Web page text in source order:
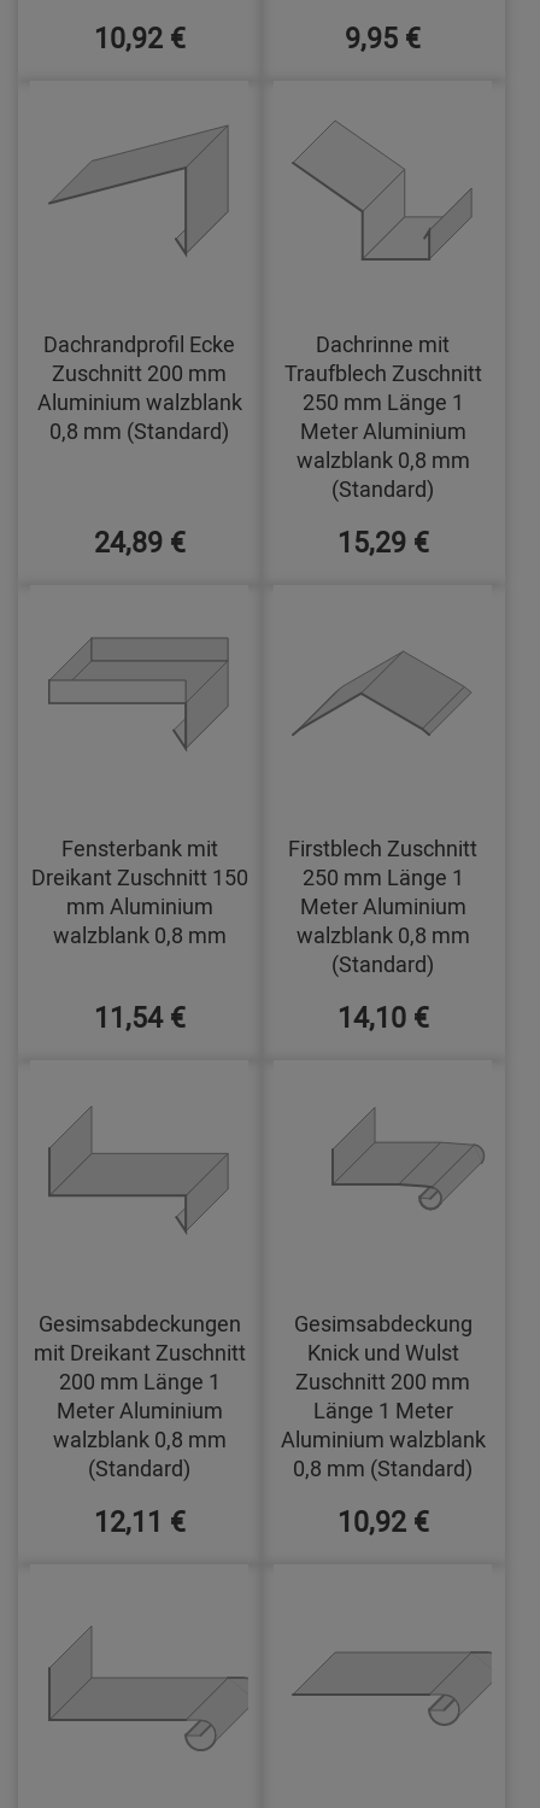
10,92 € 9,95 €
Dachrandprofil Ecke
Zuschnitt 200 mm
Aluminium walzblank
0,8 mm (Standard)
24,89 €
Dachrinne mit
Traufblech Zuschnitt
250 mm Länge 1
Meter Aluminium
walzblank 0,8 mm
(Standard)
15,29 €
Fensterbank mit
Dreikant Zuschnitt 150
mm Aluminium
walzblank 0,8 mm
11,54 €
Firstblech Zuschnitt
250 mm Länge 1
Meter Aluminium
walzblank 0,8 mm
(Standard)
14,10 €
Gesimsabdeckungen
mit Dreikant Zuschnitt
200 mm Länge 1
Meter Aluminium
walzblank 0,8 mm
(Standard)
12,11 €
Gesimsabdeckung
Knick und Wulst
Zuschnitt 200 mm
Länge 1 Meter
Aluminium walzblank
0,8 mm (Standard)
10,92 €